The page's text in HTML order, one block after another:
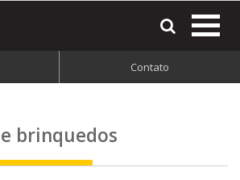
Contato
brinquedos